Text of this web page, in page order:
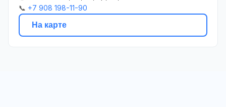
📞 +7 908 198-11-90
На карте